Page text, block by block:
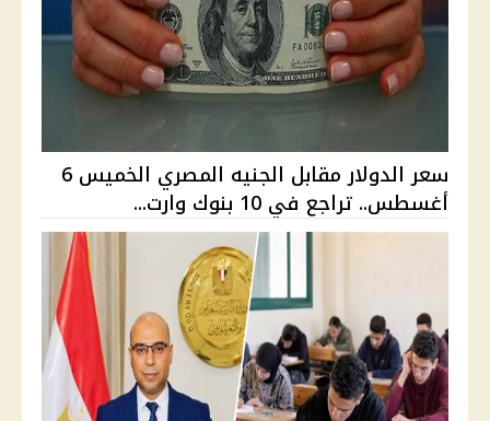
سعر الدولار مقابل الجنيه المصري الخميس 6
أغسطس.. تراجع في 10 بنوك وارت...